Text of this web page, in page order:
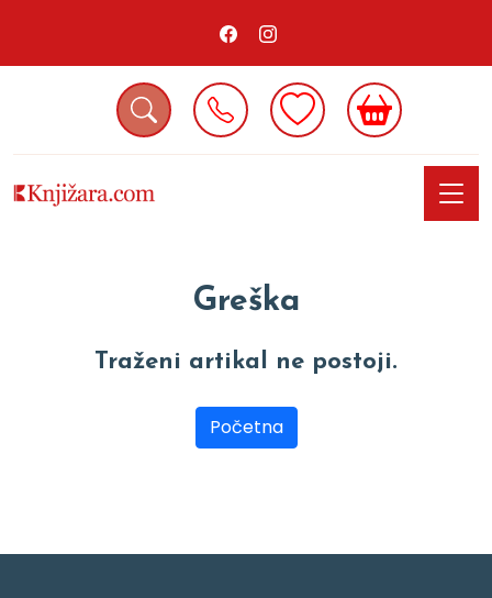
Greška
Traženi artikal ne postoji.
Početna